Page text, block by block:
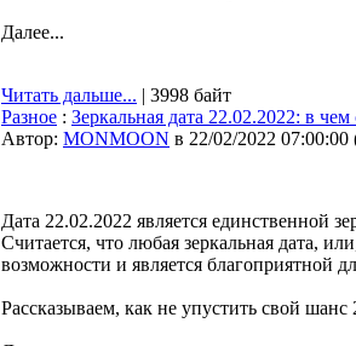
Далее...
Читать дальше... | 3998 байт
Разное : Зеркальная дата 22.02.2022: в
Автор: MONMOON в 22/02/2022 07:00:00
Дата 22.02.2022 является единственной
Считается, что любая зеркальная дата,
возможности и является благоприятной
Рассказываем, как не упустить свой шанс